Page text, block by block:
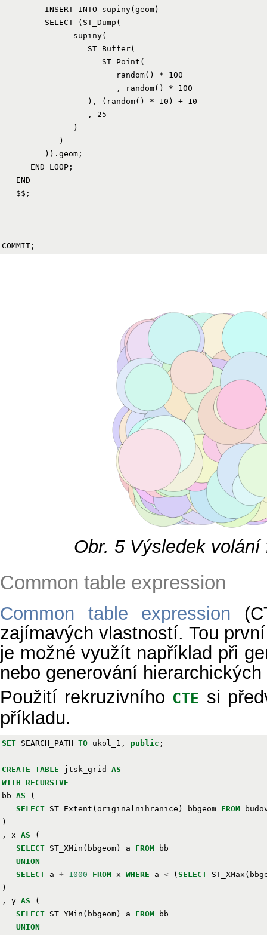
         INSERT INTO supiny(geom)
         SELECT (ST_Dump(
               supiny(
                  ST_Buffer(
                     ST_Point(
                        random() * 100
                        , random() * 100
                  ), (random() * 10) + 10
                  , 25
               )
            )
         )).geom;
      END LOOP;
   END
   $$;
Obr. 5 Výsledek volání
Common table expression
Common table expression
zajímavých vlastností. Tou
je možné využít například při
nebo generování hierarchických
Použití rekruzivního CTE si
příkladu.
SET SEARCH_PATH TO ukol_1 , public ;
CREATE TABLE jtsk_grid
AS
WITH RECURSIVE
bb AS
(
SELECT ST_Extent ( originalnihranice ) bbgeom FROM
)
,
x AS
(
SELECT ST_XMin ( bbgeom) a FROM
bb
UNION
SELECT a + 1000 FROM x WHERE a < ( SELECT ST_XMax (
)
,
y AS
(
SELECT ST_YMin ( bbgeom) a FROM
bb
UNION